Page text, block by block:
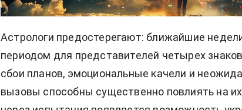
Астрологи предостерегают: ближайшие
периодом для представителей четырех
сбои планов, эмоциональные качели и
вызовы способны существенно повлиять на